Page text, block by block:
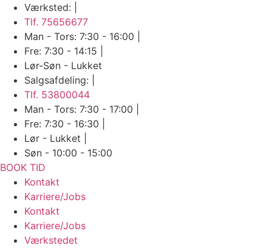
Skip
content
Værksted: |
Tlf. 75656677
Man - Tors: 7:30 - 16:00 |
Fre: 7:30 - 14:15 |
Lør-Søn - Lukket
Salgsafdeling: |
Tlf. 53800044
Man - Tors: 7:30 - 17:00 |
Fre: 7:30 - 16:30 |
Lør - Lukket |
Søn - 10:00 - 15:00
BOOK TID
Kontakt
Karriere/Jobs
Kontakt
Karriere/Jobs
Værkstedet